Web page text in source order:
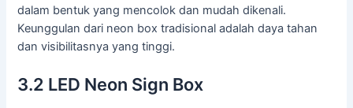
dalam bentuk yang mencolok dan mudah dikenali.
Keunggulan dari neon box tradisional adalah daya tahan
dan visibilitasnya yang tinggi.
3.2 LED Neon Sign Box